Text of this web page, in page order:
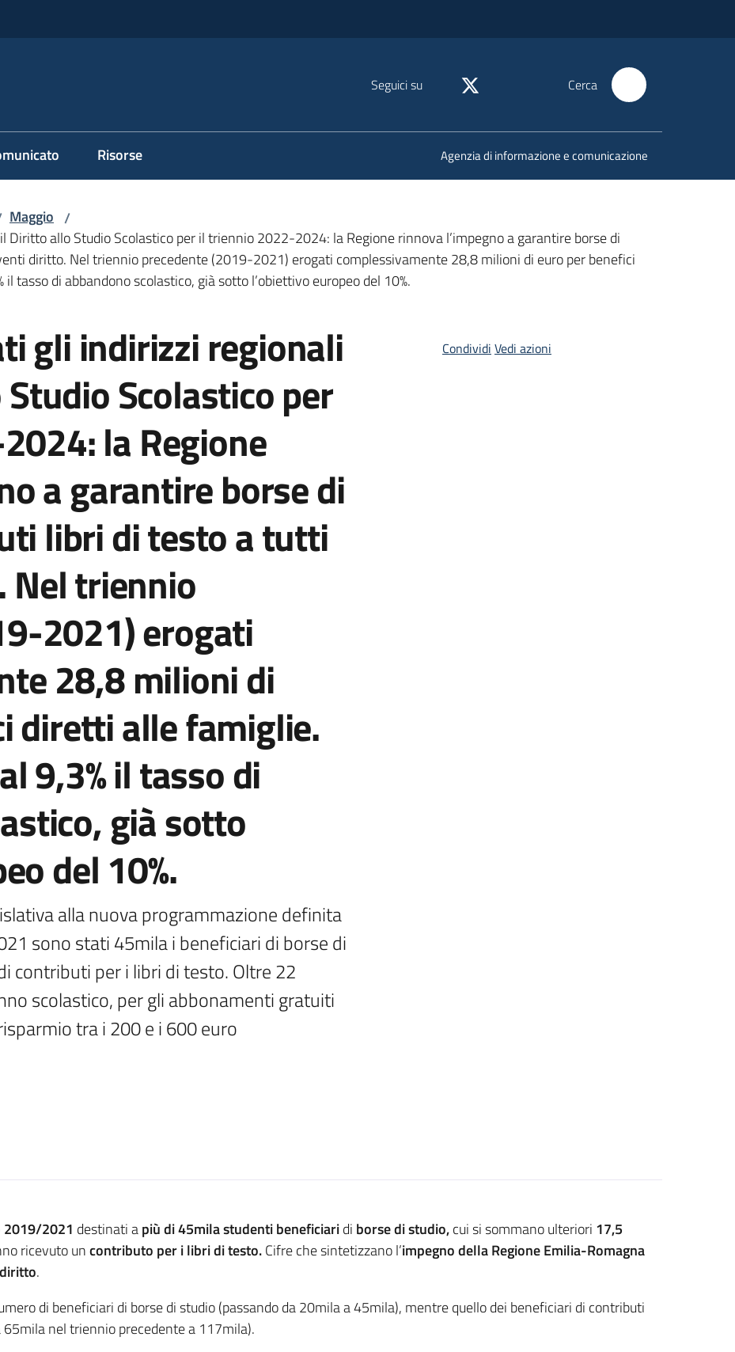
Seguici su Cerca
Risorse Agenzia di informazione e comunicazione
Maggio /
Diritto allo Studio Scolastico per il triennio 2022-2024: la Regione rinnova l’impegno a garantire borse di
diritto. Nel triennio precedente (2019-2021) erogati complessivamente 28,8 milioni di euro per benefici
tasso di abbandono scolastico, già sotto l’obiettivo europeo del 10%.
gli indirizzi regionali
Scolastico per
la Regione
a garantire borse di
libri di testo a tutti
triennio
2021) erogati
28,8 milioni di
diretti alle famiglie.
9,3% il tasso di
già sotto
del 10%.
alla nuova programmazione definita
sono stati 45mila i beneficiari di borse di
contributi per i libri di testo. Oltre 22
scolastico, per gli abbonamenti gratuiti
tra i 200 e i 600 euro
Condividi Vedi azioni
2021 destinati apiù di 45mila studenti beneficiaridi borse di studio,cui si sommano ulteriori 17,5
ricevuto uncontributo per i libri di testo.Cifre che sintetizzano l’impegno della Regione Emilia-Romagna
.
di beneficiari di borse di studio (passando da 20mila a 45mila), mentre quello dei beneficiari di contributi
65mila nel triennio precedente a 117mila).